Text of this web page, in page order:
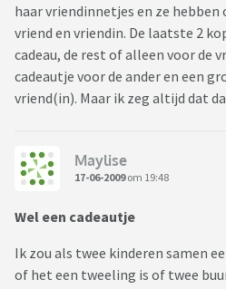
haar vriendinnetjes en ze hebben
vriend en vriendin. De laatste 2
cadeau, de rest of alleen voor de
cadeautje voor de ander en een
vriend(in). Maar ik zeg altijd dat
Maylise
17-06-2009om 19:48
Wel een cadeautje
Ik zou als twee kinderen samen
of het een tweeling is of twee